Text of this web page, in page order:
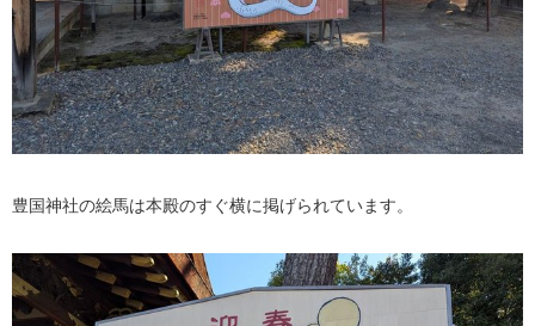
豊国神社の絵馬は本殿のすぐ横に掲げられています。